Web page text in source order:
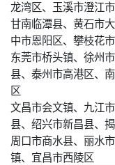
龙湾区、玉溪市澄江
甘南临潭县、黄石市
中市恩阳区、攀枝花
东莞市桥头镇、徐州
县、泰州市高港区、
区
文昌市会文镇、九江
县、绍兴市新昌县、
周口市商水县、丽水
镇、宜昌市西陵区